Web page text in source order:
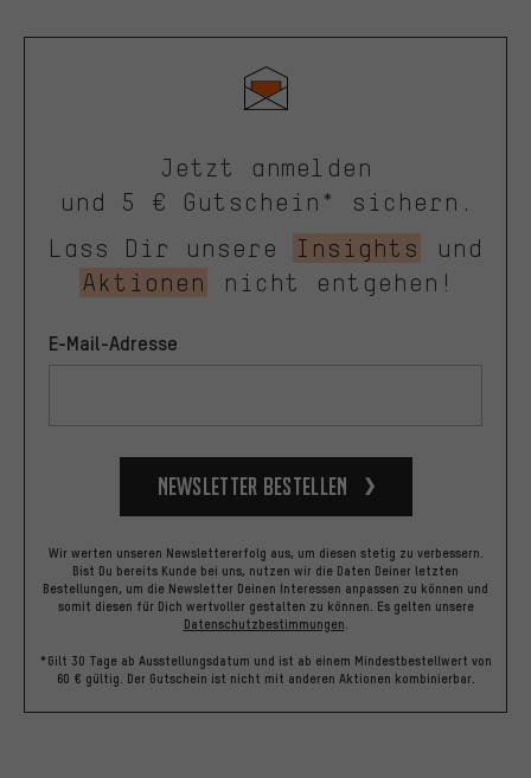
Jetzt anmelden
und 5 € Gutschein* sichern.
Lass Dir unsere
Insights
und
Aktionen
nicht entgehen!
E-Mail-Adresse
Newsletter bestellen
Wir werten unseren Newslettererfolg aus, um diesen stetig zu verbessern.
Bist Du bereits Kunde bei uns, nutzen wir die Daten Deiner letzten
Bestellungen, um die Newsletter Deinen Interessen anpassen zu können und
somit diesen für Dich wertvoller gestalten zu können. Es gelten unsere
Datenschutzbestimmungen.
*Gilt 30 Tage ab Ausstellungsdatum und ist ab einem Mindestbestellwert von
60 € gültig. Der Gutschein ist nicht mit anderen Aktionen kombinierbar.